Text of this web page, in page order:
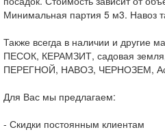
Минимальная партия 5 м3. Навоз
Также всегда в наличии и
ПЕСОК, КЕРАМЗИТ, садовая земля,
ПЕРЕГНОЙ, НАВОЗ, ЧЕРНОЗЕМ,
Для Вас мы предлагаем:
- Скидки постоянным клиентам